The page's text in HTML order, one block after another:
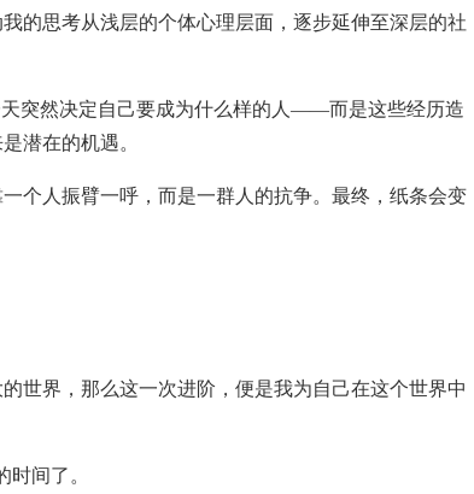
的思考从浅层的个体心理层面，逐步延伸至深层的社
突然决定自己要成为什么样的人——而是这些经历造
潜在的机遇。
人振臂一呼，而是一群人的抗争。最终，纸条会变
界，那么这一次进阶，便是我为自己在这个世界中
间了。